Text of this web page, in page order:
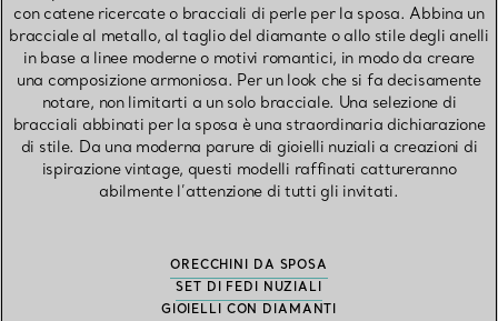
con catene ricercate o bracciali di perle per la sposa. Abbina un
bracciale al metallo, al taglio del diamante o allo stile degli anelli
in base a linee moderne o motivi romantici, in modo da creare
una composizione armoniosa. Per un look che si fa decisamente
notare, non limitarti a un solo bracciale. Una selezione di
bracciali abbinati per la sposa è una straordinaria dichiarazione
di stile. Da una moderna parure di gioielli nuziali a creazioni di
ispirazione vintage, questi modelli raffinati cattureranno
abilmente l’attenzione di tutti gli invitati.
ORECCHINI DA SPOSA
SET DI FEDI NUZIALI
GIOIELLI CON DIAMANTI